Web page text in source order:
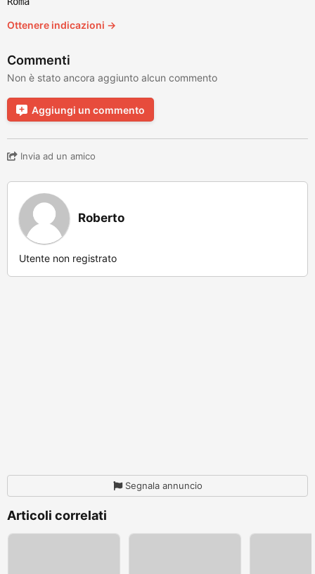
Ottenere indicazioni →
Commenti
Non è stato ancora aggiunto alcun commento
Aggiungi un commento
Invia ad un amico
Roberto
Utente non registrato
Segnala annuncio
Articoli correlati